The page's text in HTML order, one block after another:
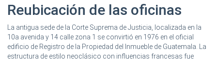
Reubicación de las oficinas
La antigua sede de la Corte Suprema de Justicia, localizada en la
10a avenida y 14 calle zona 1 se convirtió en 1976 en el oficial
edificio de Registro de la Propiedad del Inmueble de Guatemala. La
estructura de estilo neoclásico con influencias francesas fue